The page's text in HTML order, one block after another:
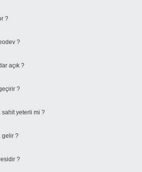
?
?
açık ?
?
sahit yeterli mi ?
gelir ?
?